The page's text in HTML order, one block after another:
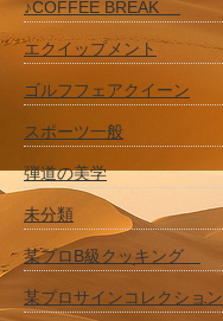
♪COFFEE BREAK
エクイップメント
ゴルフフェアクイーン
スポーツ一般
弾道の美学
未分類
某プロB級クッキング
某プロサインコレクション